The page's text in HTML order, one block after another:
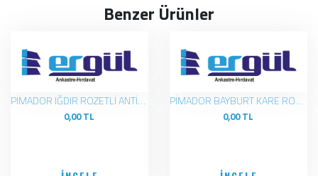
Benzer Ürünler
PİMADOR IĞDIR ROZETLİ ANTİK SARI KOL
0,00 TL
PİMADOR BAYBURT KARE ROZELİ MAT SİYAH-KROM KOL
0,00 TL